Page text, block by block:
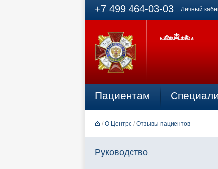
+7 499 464-03-03 Личный
Пациентам
/ О Центре / Отзывы пациентов
Руководство